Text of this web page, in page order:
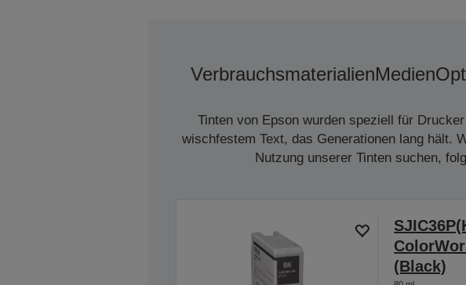
VerbrauchsmaterialienMedien
Tinten von Epson wurden speziell für
wischfestem Text, das Generationen lang hält.
Nutzung unserer Tinten suchen,
(Black)